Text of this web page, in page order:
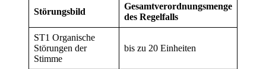
Störungsbild
Gesamtverordnungsmenge
des Regelfalls
ST1 Organische
Störungen der
Stimme
bis zu 20 Einheiten